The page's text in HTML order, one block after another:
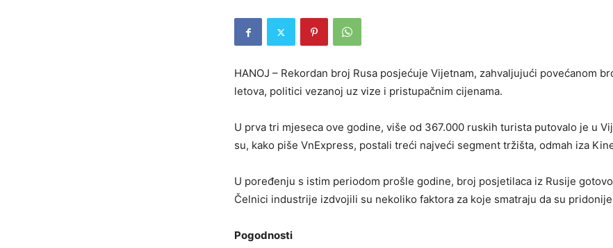
HANOJ – Rekordan broj Rusa posjećuje Vijetnam, zahvaljujući povećanom
letova, politici vezanoj uz vize i pristupačnim cijenama.
U prva tri mjeseca ove godine, više od 367.000 ruskih turista putovalo je u
su, kako piše VnExpress, postali treći najveći segment tržišta, odmah iza
U poređenju s istim periodom prošle godine, broj posjetilaca iz Rusije
Čelnici industrije izdvojili su nekoliko faktora za koje smatraju da su
Pogodnosti